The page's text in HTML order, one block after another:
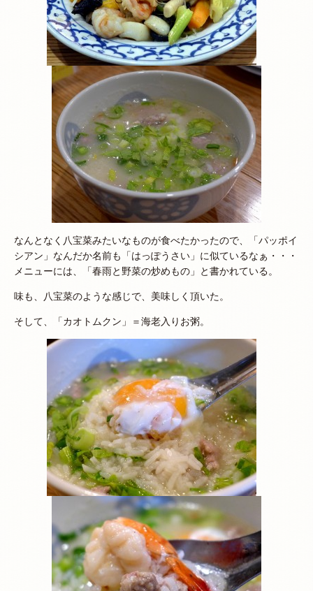
なんとなく八宝菜みたいなものが食べたかったので、「パッポイ
シアン」なんだか名前も「はっぽうさい」に似ているなぁ・・・
メニューには、「春雨と野菜の炒めもの」と書かれている。
味も、八宝菜のような感じで、美味しく頂いた。
そして、「カオトムクン」＝海老入りお粥。